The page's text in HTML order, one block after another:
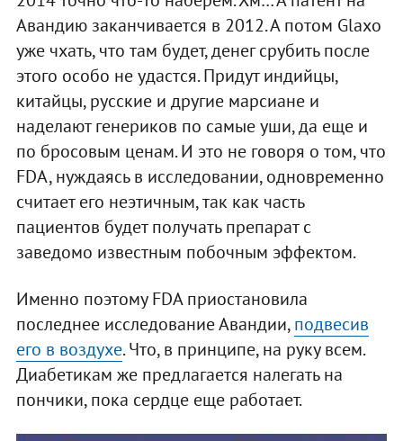
Авандию заканчивается в 2012. А потом Glaxo
уже чхать, что там будет, денег срубить после
этого особо не удастся. Придут индийцы,
китайцы, русские и другие марсиане и
наделают генериков по самые уши, да еще и
по бросовым ценам. И это не говоря о том, что
FDA, нуждаясь в исследовании, одновременно
считает его неэтичным, так как часть
пациентов будет получать препарат с
заведомо известным побочным эффектом.
Именно поэтому FDA приостановила
последнее исследование Авандии,подвесив
его в воздухе. Что, в принципе, на руку всем.
Диабетикам же предлагается налегать на
пончики, пока сердце еще работает.